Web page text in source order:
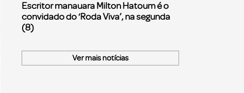
Escritor manauara Milton Hatoum é o
convidado do ‘Roda Viva’, na segunda
(8)
Ver mais notícias